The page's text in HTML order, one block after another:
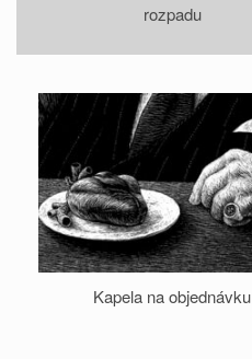
rozpadu
Kapela na objednávku